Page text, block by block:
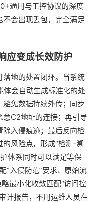
通用与工控协议的深度
会出现丢包，完全满足
应变成长效防护
落地的处置闭环。当系统
体会自动生成标准化的处
免数据持续外传；同步
意C2地址的连接；再引导
除入侵痕迹；最后反向检
风险点，形成“检测-溯
体系同时可以满足等保
“入侵防范”要求、原始流
最小化收敛匹配“访问控
计报告，不用运维人员在